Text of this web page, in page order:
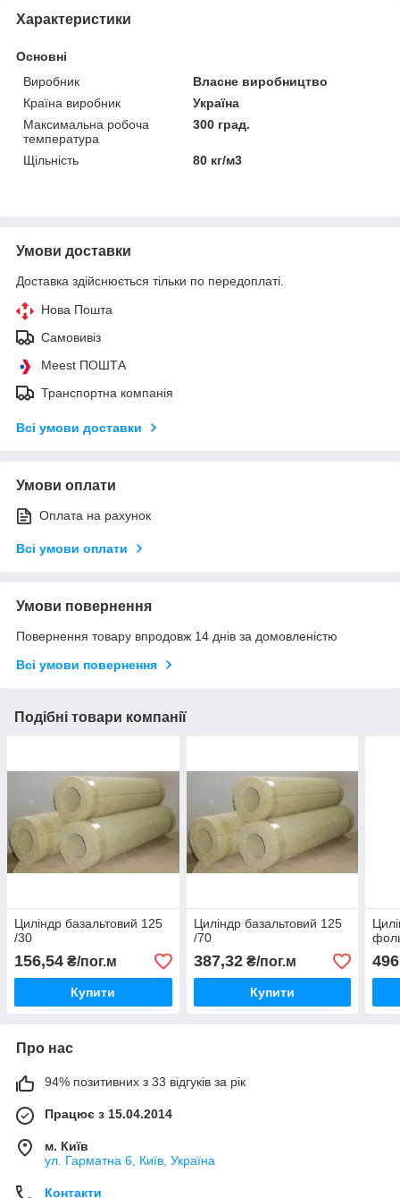
Характеристики
Основні
Виробник
Власне виробництво
Країна виробник
Україна
Максимальна робоча
температура
300 град.
Щільність 80 кг/м3
Умови доставки
Доставка здійснюється тільки по передоплаті.
Нова Пошта
Самовивіз
Meest ПОШТА
Транспортна компанія
Всі умови доставки
Умови оплати
Оплата на рахунок
Всі умови оплати
Умови повернення
Повернення товару впродовж 14 днів за домовленістю
Всі умови повернення
Подібні товари компанії
Циліндр базальтовий 125
/30
156,54 ₴/пог.м
Купити
Циліндр базальтовий 125
/70
387,32₴/пог.м
Купити
Про нас
94% позитивних з 33 відгуків за рік
Працює з 15.04.2014
м. Київ
ул. Гарматна 6, Київ, Україна
Контакти